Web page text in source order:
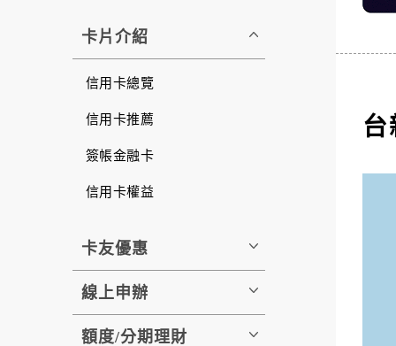
卡片介紹
信用卡總覽
信用卡推薦
簽帳金融卡
信用卡權益
卡友優惠
線上申辦
額度/分期理財
台